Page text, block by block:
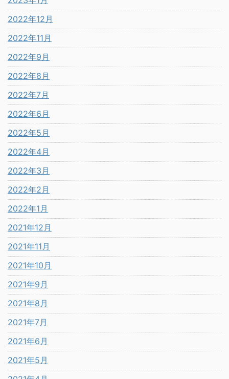
2022年12月
2022年11月
2022年9月
2022年8月
2022年7月
2022年6月
2022年5月
2022年4月
2022年3月
2022年2月
2022年1月
2021年12月
2021年11月
2021年10月
2021年9月
2021年8月
2021年7月
2021年6月
2021年5月